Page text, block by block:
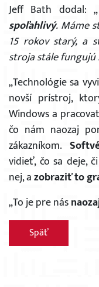
Jeff Bath dodal: „
spoľahlivý. Máme
15 rokov starý, a
stroja stále fungujú
„Technológie sa
novší prístroj,
Windows a
čo nám naozaj
zákazníkom.
vidieť, čo sa deje,
nej, azobraziť to
„To je pre nás
Späť